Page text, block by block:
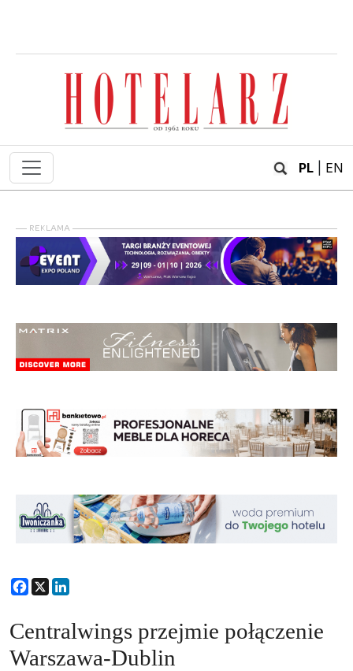
PL EN
Facebook
X
Centralwings przejmie połączenie
Warszawa-Dublin